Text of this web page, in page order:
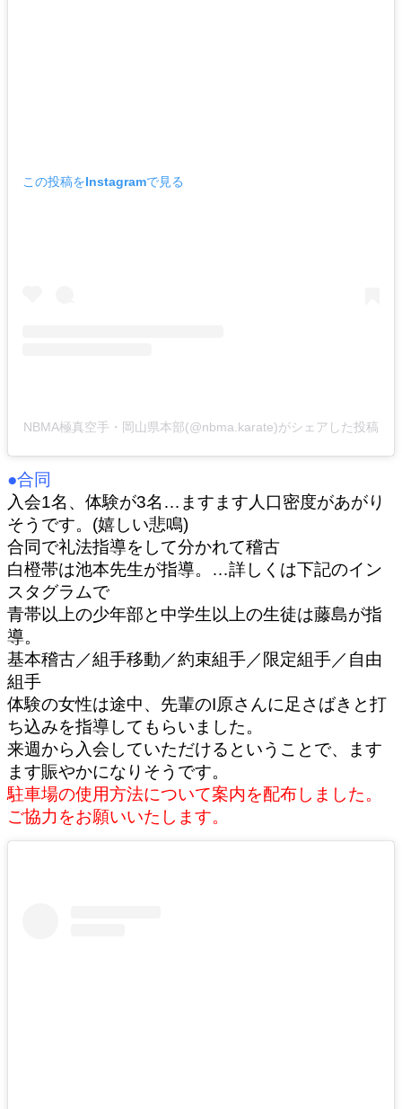
この投稿をInstagramで見る
NBMA極真空手・岡山県本部(@nbma.karate)がシェアした投稿
●合同
入会1名、体験が3名…ますます人口密度があがり
そうです。(嬉しい悲鳴)
合同で礼法指導をして分かれて稽古
白橙帯は池本先生が指導。…詳しくは下記のイン
スタグラムで
青帯以上の少年部と中学生以上の生徒は藤島が指
導。
基本稽古／組手移動／約束組手／限定組手／自由
組手
体験の女性は途中、先輩のI原さんに足さばきと打
ち込みを指導してもらいました。
来週から入会していただけるということで、ます
ます賑やかになりそうです。
駐車場の使用方法について案内を配布しました。
ご協力をお願いいたします。